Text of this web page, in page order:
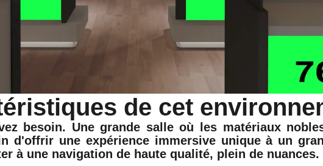
de cet
besoin. Une grande salle où les matériaux
d'offrir une expérience immersive unique à un
à une navigation de haute qualité, plein de nuances.